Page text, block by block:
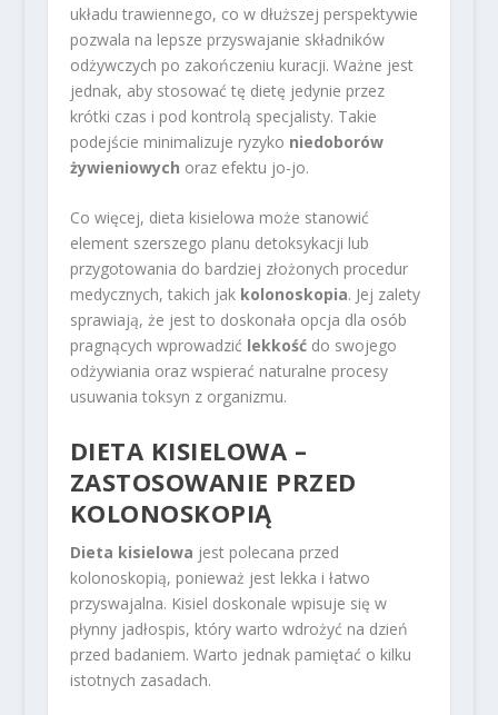
układu trawiennego, co w dłuższej perspektywie
pozwala na lepsze przyswajanie składników
odżywczych po zakończeniu kuracji. Ważne jest
jednak, aby stosować tę dietę jedynie przez
krótki czas i pod kontrolą specjalisty. Takie
podejście minimalizuje ryzyko niedoborów
żywieniowych oraz efektu jo-jo.
Co więcej, dieta kisielowa może stanowić
element szerszego planu detoksykacji lub
przygotowania do bardziej złożonych procedur
medycznych, takich jak kolonoskopia. Jej zalety
sprawiają, że jest to doskonała opcja dla osób
pragnących wprowadzić lekkośćdo swojego
odżywiania oraz wspierać naturalne procesy
usuwania toksyn z organizmu.
DIETA KISIELOWA –
ZASTOSOWANIE PRZED
KOLONOSKOPIĄ
Dieta kisielowa jest polecana przed
kolonoskopią, ponieważ jest lekka i łatwo
przyswajalna. Kisiel doskonale wpisuje się w
płynny jadłospis, który warto wdrożyć na dzień
przed badaniem. Warto jednak pamiętać o kilku
istotnych zasadach.